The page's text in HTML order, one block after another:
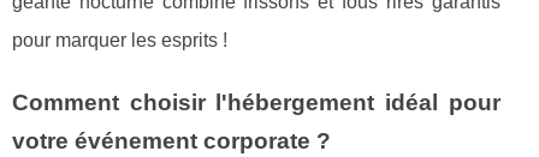
pour marquer les esprits !
Comment choisir l'hébergement idéal pour
votre événement corporate ?